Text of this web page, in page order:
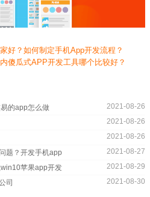
好？如何制定手机App开发流程？
傻瓜式APP开发工具哪个比较好？
的app怎么做
2021-08-26
2021-08-26
2021-08-26
题？开发手机app
2021-08-27
苹果app开发
2021-08-29
司
2021-08-30